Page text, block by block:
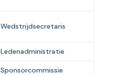
Wedstrijdsecretaris
Ledenadministratie
Sponsorcommissie